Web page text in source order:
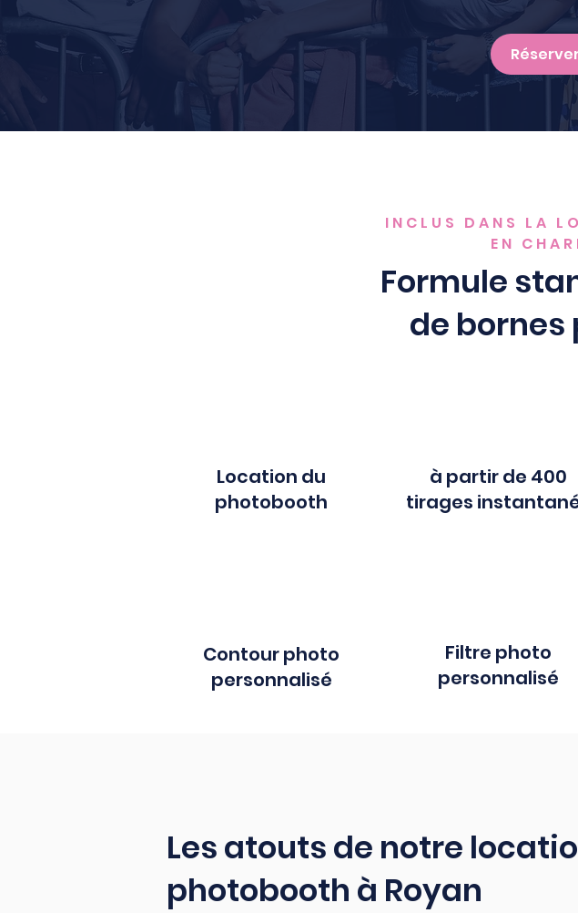
INCLUS DANS LA
EN
Formule
de bornes
Location du
photobooth
à partir de 400
tirages
Contour photo
personnalisé
Filtre photo
personnalisé
Les atouts de notre
photobooth à Royan